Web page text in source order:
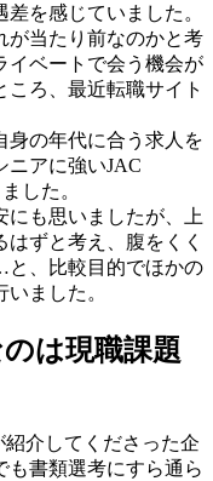
を感じていました。
が当たり前なのかと考
イベートで会う機会が
ろ、最近転職サイト
身の年代に合う求人を
ニアに強いJAC
した。
にも思いましたが、上
ずと考え、腹をくく
、比較目的でほかの
ました。
は現職課題
介してくださった企
も書類選考にすら通ら